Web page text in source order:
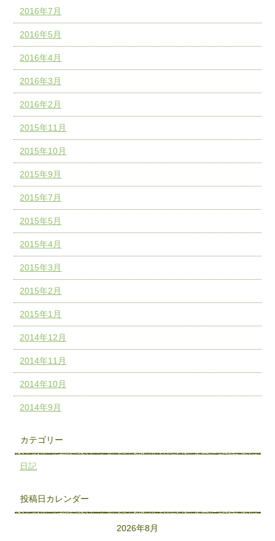
2016年7月
2016年5月
2016年4月
2016年3月
2016年2月
2015年11月
2015年10月
2015年9月
2015年7月
2015年5月
2015年4月
2015年3月
2015年2月
2015年1月
2014年12月
2014年11月
2014年10月
2014年9月
カテゴリー
日記
投稿日カレンダー
2026年8月